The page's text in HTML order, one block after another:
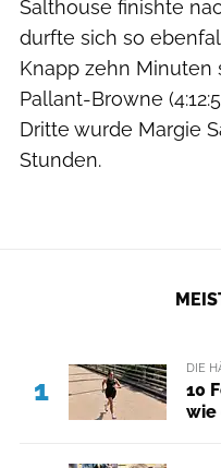
Salthouse finishte
durfte sich so
Knapp zehn Minuten
Pallant-Browne
Dritte wurde Margie
Stunden.
1
DIE
10
wie